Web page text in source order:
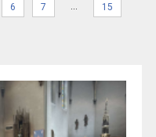
6 7 … 15